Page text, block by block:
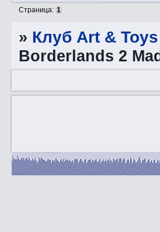
Страница: 1
» Клуб Art & Toys
Borderlands 2